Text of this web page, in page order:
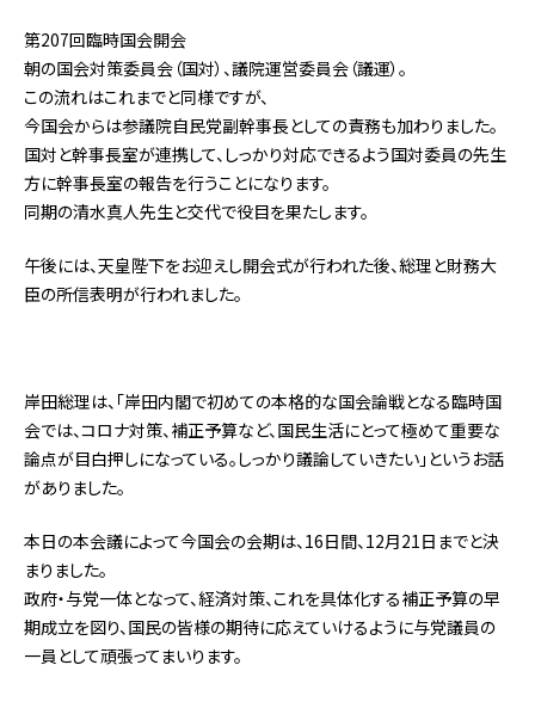
第207回臨時国会開会
朝の国会対策委員会（国対）、議院運営委員会（議運）。
この流れはこれまでと同様ですが、
今国会からは参議院自民党副幹事長としての責務も加わりました。
国対と幹事長室が連携して、しっかり対応できるよう国対委員の先生
方に幹事長室の報告を行うことになります。
同期の清水真人先生と交代で役目を果たします。
午後には、天皇陛下をお迎えし開会式が行われた後、総理と財務大
臣の所信表明が行われました。
岸田総理は、「岸田内閣で初めての本格的な国会論戦となる臨時国
会では、コロナ対策、補正予算など、国民生活にとって極めて重要な
論点が目白押しになっている。しっかり議論していきたい」というお話
がありました。
本日の本会議によって今国会の会期は、16日間、12月21日までと決
まりました。
政府・与党一体となって、経済対策、これを具体化する補正予算の早
期成立を図り、国民の皆様の期待に応えていけるように与党議員の
一員として頑張ってまいります。